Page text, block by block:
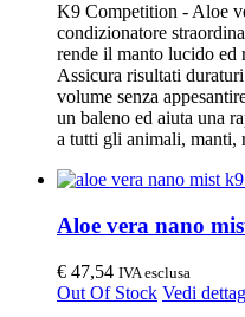
K9 Competition - Aloe
condizionatore
rende il manto lucido ed
Assicura risultati
volume senza
un baleno ed aiuta una
a tutti gli animali, manti,
Aloe vera nano
€ 47,54 IVA esclusa
Out Of Stock Vedi